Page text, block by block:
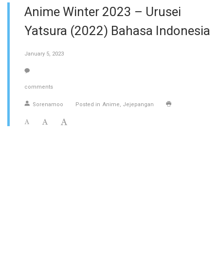
Anime Winter 2023 – Urusei
Yatsura (2022) Bahasa Indonesia
January 5, 2023
comments
Sorenamoo Posted in Anime Jejepangan